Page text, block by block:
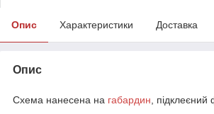
Опис Характеристики Доставка
Опис
Схема нанесена на габардин , підклеєний